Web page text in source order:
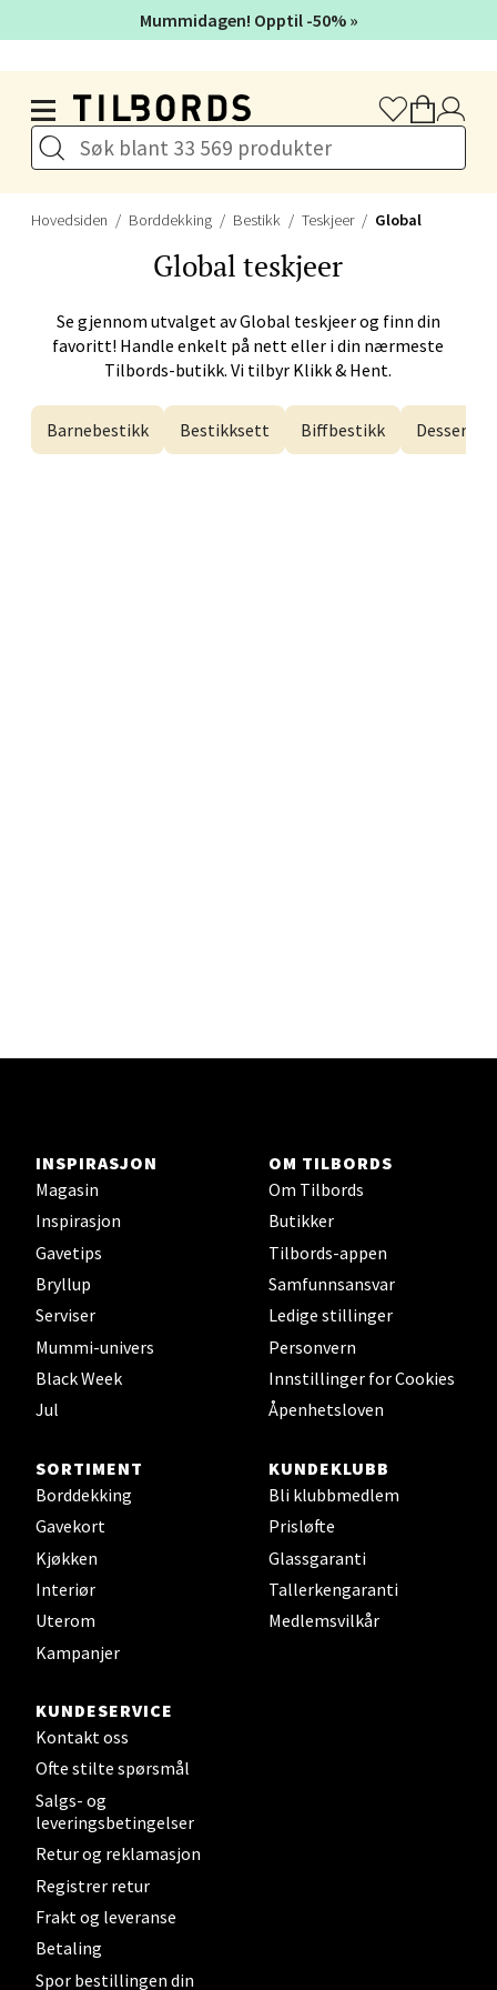
Hovedsiden Borddekking Bestikk Teskjeer Global
Global teskjeer
Se gjennom utvalget avGlobal teskjeer og finn din
favoritt! Handle enkelt på nett eller i din nærmeste
Tilbords-butikk. Vi tilbyr Klikk & Hent.
Barnebestikk Bestikksett Biffbestikk
INSPIRASJON
Magasin
Inspirasjon
Gavetips
Bryllup
Serviser
Mummi-univers
Black Week
Jul
OM TILBORDS
Om Tilbords
Butikker
Tilbords-appen
Samfunnsansvar
Ledige stillinger
Personvern
Innstillinger for Cookies
Åpenhetsloven
SORTIMENT
Borddekking
Gavekort
Kjøkken
Interiør
Uterom
Kampanjer
KUNDEKLUBB
Bli klubbmedlem
Prisløfte
Glassgaranti
Tallerkengaranti
Medlemsvilkår
KUNDESERVICE
Kontakt oss
Ofte stilte spørsmål
Salgs- og
leveringsbetingelser
Retur og reklamasjon
Registrer retur
Frakt og leveranse
Betaling
Spor bestillingen din
Mummidagen! Opptil -50% »
Bergen - Galleriet
Gjøvik - CC Gjøvik
Jernbanesvingen 6, 2821 Gjøvik
Bergen - Horisont
Myrdalsvegen 2, 5130 Nyborg
Åpent i dag 10-21
Sandefjord - Hvaltorvet
Torget 7, 3210 Sandefjord
Tromsø - Jekta Storsenter
Karlsøyveien 12, 9015 Tromsø
Åpent i dag 10-21